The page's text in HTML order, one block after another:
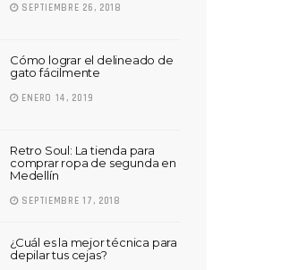
SEPTIEMBRE 26, 2018
Cómo lograr el delineado de
gato fácilmente
ENERO 14, 2019
Retro Soul: La tienda para
comprar ropa de segunda en
Medellín
SEPTIEMBRE 17, 2018
¿Cuál es la mejor técnica para
depilar tus cejas?